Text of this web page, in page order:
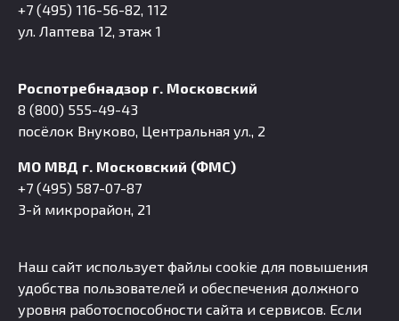
+7 (495) 116-56-82, 112
ул. Лаптева 12, этаж 1
Роспотребнадзор г. Московский
8 (800) 555-49-43
посёлок Внуково, Центральная ул., 2
МО МВД г. Московский (ФМС)
+7 (495) 587-07-87
3-й микрорайон, 21
Наш сайт использует файлы cookie для повышения
удобства пользователей и обеспечения должного
уровня работоспособности сайта и сервисов. Если